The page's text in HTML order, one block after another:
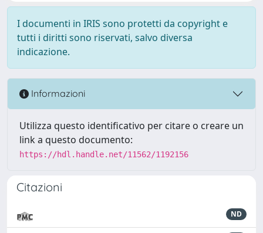
I documenti in IRIS sono protetti da copyright e
tutti i diritti sono riservati, salvo diversa
indicazione.
Informazioni
Utilizza questo identificativo per citare o creare un
link a questo documento:
https://hdl.handle.net/11562/1192156
Citazioni
ND